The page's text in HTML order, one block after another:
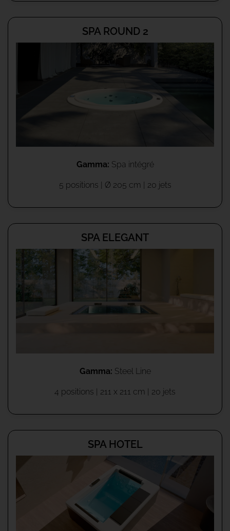
SPA ROUND 2
Gamma: Spa intégré
5 positions | Ø 205 cm | 20 jets
SPA ELEGANT
Gamma: Steel Line
4 positions | 211 x 211 cm | 20 jets
SPA HOTEL